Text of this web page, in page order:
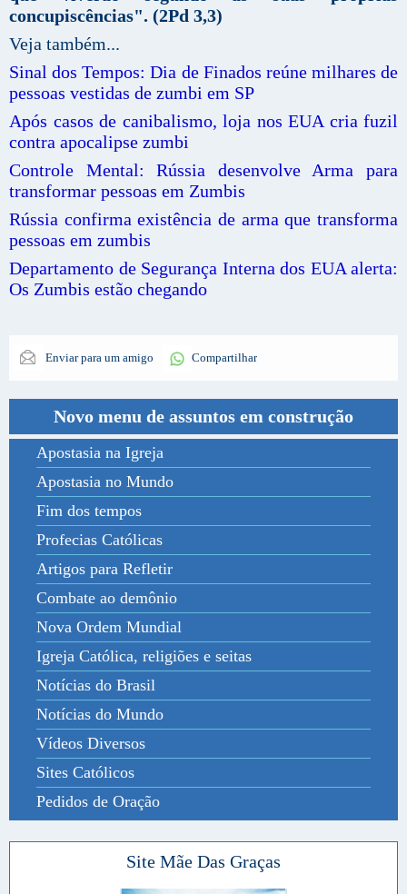
concupiscências". (2Pd 3,3)
Veja também...
Sinal dos Tempos: Dia de Finados reúne milhares de
pessoas vestidas de zumbi em SP
Após casos de canibalismo, loja nos EUA cria fuzil
contra apocalipse zumbi
Controle Mental: Rússia desenvolve Arma para
transformar pessoas em Zumbis
Rússia confirma existência de arma que transforma
pessoas em zumbis
Departamento de Segurança Interna dos EUA alerta:
Os Zumbis estão chegando
Enviar para um amigo Compartilhar
Novo menu de assuntos em construção
Apostasia na Igreja
Apostasia no Mundo
Fim dos tempos
Profecias Católicas
Artigos para Refletir
Combate ao demônio
Nova Ordem Mundial
Igreja Católica, religiões e seitas
Notícias do Brasil
Notícias do Mundo
Vídeos Diversos
Sites Católicos
Pedidos de Oração
Site Mãe Das Graças